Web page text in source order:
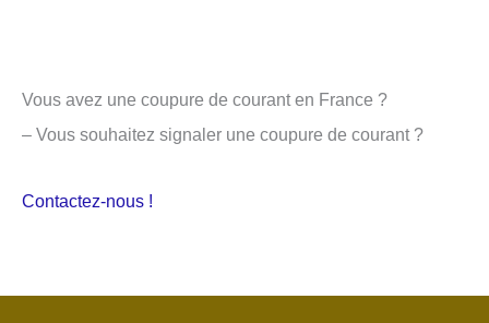
Vous avez une coupure de courant en France ?
– Vous souhaitez signaler une coupure de courant ?
Contactez-nous !